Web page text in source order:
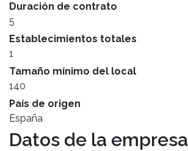
Duración de contrato
5
Establecimientos totales
1
Tamaño mínimo del local
140
País de origen
España
Datos de la empresa